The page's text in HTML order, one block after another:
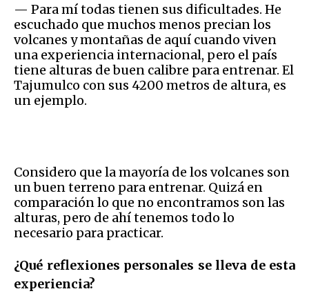
— Para mí todas tienen sus dificultades. He
escuchado que muchos menos precian los
volcanes y montañas de aquí cuando viven
una experiencia internacional, pero el país
tiene alturas de buen calibre para entrenar. El
Tajumulco con sus 4200 metros de altura, es
un ejemplo.
Considero que la mayoría de los volcanes son
un buen terreno para entrenar. Quizá en
comparación lo que no encontramos son las
alturas, pero de ahí tenemos todo lo
necesario para practicar.
¿Qué reflexiones personales se lleva de esta
experiencia?